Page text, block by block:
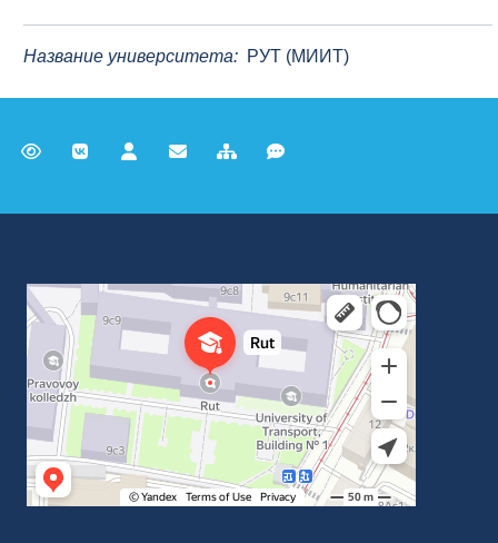
Название университета: РУТ (МИИТ)
Российский университет транспорта
ВУЗ в Москве